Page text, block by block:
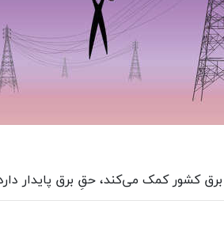
کشور کمک می‌کند، حقِ برق پایدار